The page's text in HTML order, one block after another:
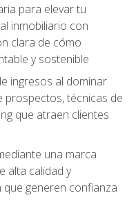
para elevar tu
inmobiliario con
clara de cómo
y sostenible
ingresos al dominar
prospectos, técnicas de
que atraen clientes
una marca
alta calidad y
generen confianza